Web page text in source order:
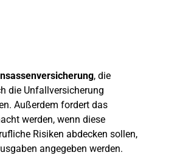
, die
die Unfallversicherung
Außerdem fordert das
werden, wenn diese
Risiken abdecken sollen,
angegeben werden.